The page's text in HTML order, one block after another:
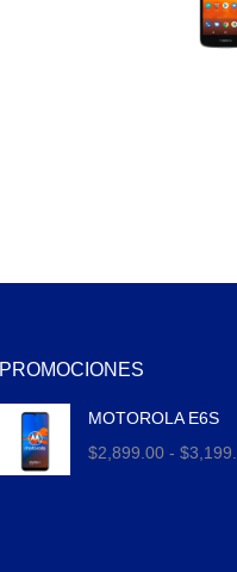
PROMOCIONES
MOTOROLA E6S
$2,899.00 - $